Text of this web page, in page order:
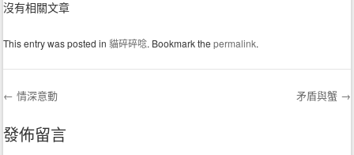
沒有相關文章
This entry was posted in貓碎碎唸. Bookmark thepermalink.
Post navigation
← 情深意動 矛盾與蟹 →
發佈留言